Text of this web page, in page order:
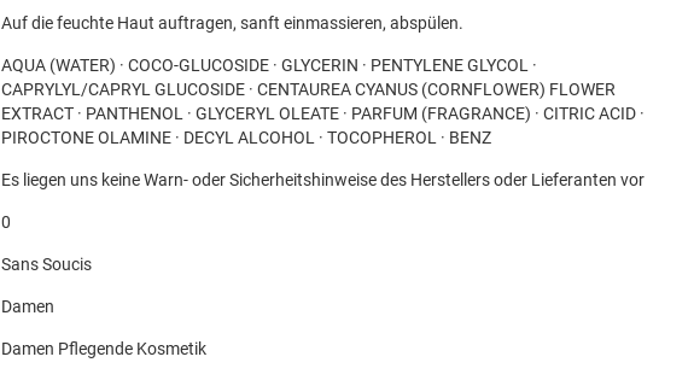
Auf die feuchte Haut auftragen, sanft einmassieren, abspülen.
AQUA (WATER) · COCO-GLUCOSIDE · GLYCERIN · PENTYLENE GLYCOL ·
CAPRYLYL/CAPRYL GLUCOSIDE · CENTAUREA CYANUS (CORNFLOWER) FLOWER
EXTRACT · PANTHENOL · GLYCERYL OLEATE · PARFUM (FRAGRANCE) · CITRIC ACID ·
PIROCTONE OLAMINE · DECYL ALCOHOL · TOCOPHEROL · BENZ
Es liegen uns keine Warn- oder Sicherheitshinweise des Herstellers oder Lieferanten vor
0
Sans Soucis
Damen
Damen Pflegende Kosmetik